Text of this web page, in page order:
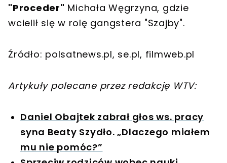
"Proceder" Michała Węgrzyna, gdzie
wcielił się w rolę gangstera "Szajby".
Źródło: polsatnews.pl, se.pl, filmweb.pl
Artykuły polecane przez redakcję WTV:
Daniel Obajtek zabrał głos ws. pracy
syna Beaty Szydło. „Dlaczego miałem
mu nie pomóc?”